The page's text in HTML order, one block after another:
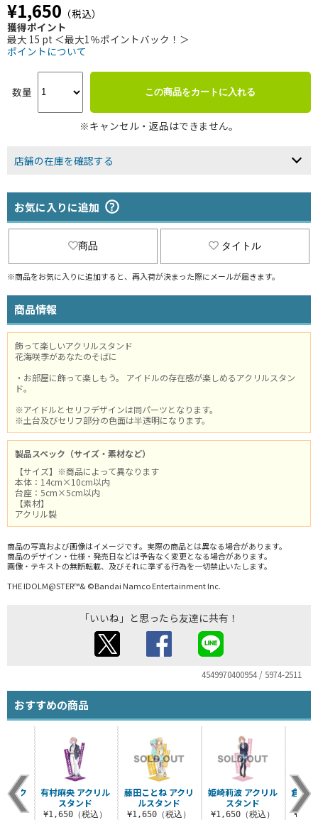
¥1,650 （税込）
獲得ポイント
最大 15 pt ＜最大1％ポイントバック！＞
ポイントについて
数量 この商品をカートに入れる
※キャンセル・返品はできません。
店舗の在庫を確認する
お気に入りに追加
商品 タイトル
※商品をお気に入りに追加すると、再入荷が決まった際にメールが届きます。
商品情報
飾って楽しいアクリルスタンド
花海咲季があなたのそばに
・お部屋に飾って楽しもう。 アイドルの存在感が楽しめるアクリルスタン
ド。
※アイドルとセリフデザインは同パーツとなります。
※土台及びセリフ部分の色面は半透明になります。
製品スペック（サイズ・素材など）
【サイズ】※商品によって異なります
本体：14cm×10cm以内
台座：5cm×5cm以内
【素材】
アクリル製
商品の写真および画像はイメージです。実際の商品とは異なる場合があります。
商品のデザイン・仕様・発売日などは予告なく変更となる場合があります。
画像・テキストの無断転載、及びそれに準ずる行為を一切禁止いたします。
THE IDOLM@STER™& ©Bandai Namco Entertainment Inc.
「いいね」と思ったら友達に共有！
4549970400954 / 5974-2511
おすすめの商品
藤田ことね アクリ
ルスタンド
¥1,650（税込）
姫崎莉波 アクリル
スタンド
¥1,650（税込）
倉本
アク
ド
込）
有村麻央 アクリル
スタンド
¥1,650（税込）